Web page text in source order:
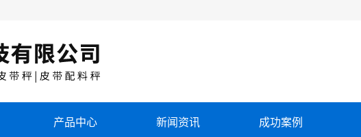
产品中心 新闻资讯 成功案例